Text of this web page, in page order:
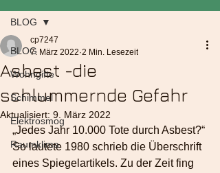
BLOG
Wohngifte
Schimmel
Elektrosmog
Raumklima
BLOG
Asbest -die
schlummernde Gefahr
cp7247
7. März 2022 2 Min. Lesezeit
Aktualisiert: 9. März 2022
„Jedes Jahr 10.000 Tote durch Asbest?“
So lautete 1980 schrieb die Überschrift
eines Spiegelartikels. Zu der Zeit fing